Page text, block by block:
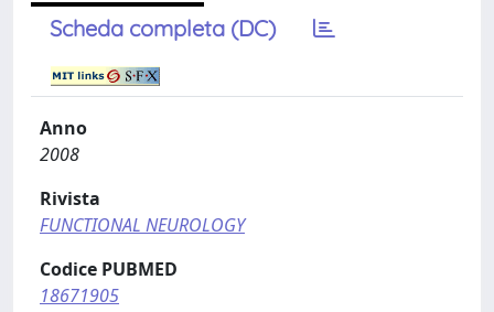
Scheda completa (DC)
Anno
2008
Rivista
FUNCTIONAL NEUROLOGY
Codice PUBMED
18671905